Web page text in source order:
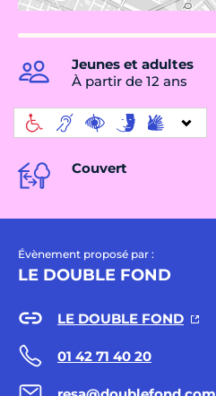
Jeunes et adultes
À partir de 12 ans
Couvert
Évènement proposé par :
LE DOUBLE FOND
LE DOUBLE FOND
01 42 71 40 20